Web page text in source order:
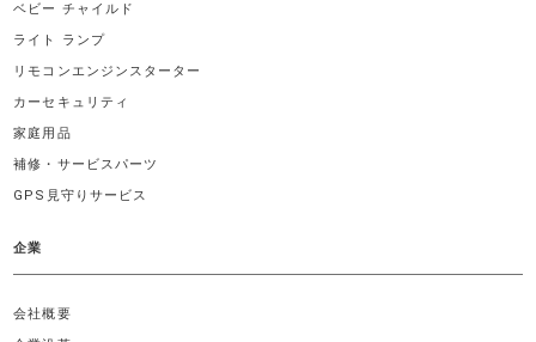
ベビー チャイルド
ライト ランプ
リモコンエンジンスターター
カーセキュリティ
家庭用品
補修・サービスパーツ
GPS見守りサービス
企業
会社概要